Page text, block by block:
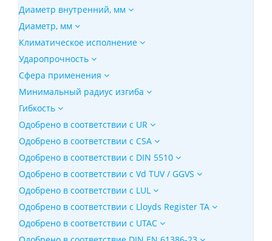
Диаметр внутренний, мм
Диаметр, мм
Климатическое исполнение
Ударопрочность
Сфера применения
Минимальный радиус изгиба
Гибкость
Одобрено в соответствии с UR
Одобрено в соответствии с CSA
Одобрено в соответствии с DIN 5510
Одобрено в соответствии с Vd TUV / GGVS
Одобрено в соответствии с LUL
Одобрено в соответствии с Lloyds Register TA
Одобрено в соответствии с UTAC